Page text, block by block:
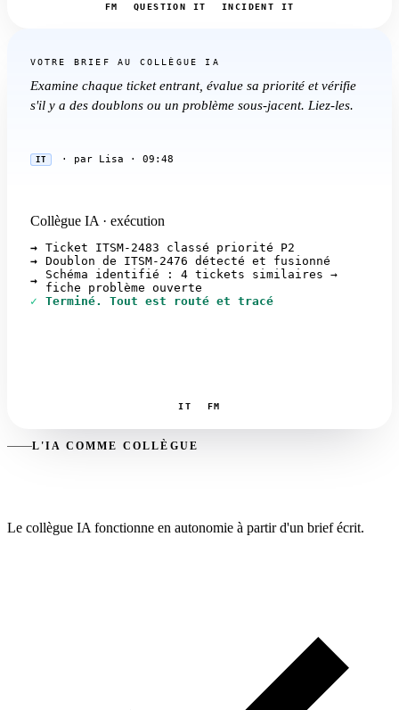
FM QUESTION IT INCIDENT IT
VOTRE BRIEF AU COLLÈGUE IA
Examine chaque ticket entrant, évalue sa priorité et vérifie
s'il y a des doublons ou un problème sous-jacent. Liez-les.
IT · par Lisa · 09:48
Collègue IA · exécution
→
Ticket ITSM-2483 classé priorité P2
→
Doublon de ITSM-2476 détecté et fusionné
→
Schéma identifié : 4 tickets similaires →
fiche problème ouverte
✓
Terminé. Tout est routé et tracé
IT FM
L'IA COMME COLLÈGUE
Le collègue IA fonctionne en autonomie à partir d'un brief écrit.